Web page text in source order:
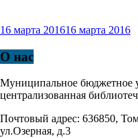
16 марта 201616 марта 2016
О нас
Муниципальное бюджетное
централизованная
Почтовый адрес: 636850,
ул.Озерная, д.3